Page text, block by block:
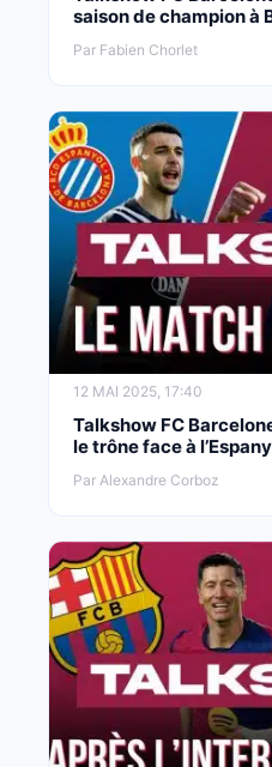
saison de champion à
Par Fabien Chorlet
12 MAI 2025, 17:40
Talkshow FC
le trône face à
Par Alexandre Corboz